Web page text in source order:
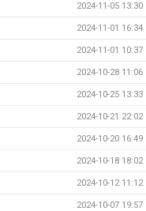
2024-11-05 13:30
2024-11-01 16:34
2024-11-01 10:37
2024-10-28 11:06
2024-10-25 13:33
2024-10-21 22:02
2024-10-20 16:49
2024-10-18 18:02
2024-10-12 11:12
2024-10-07 19:57